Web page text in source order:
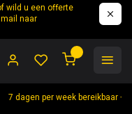
wild u een offerte
naar
7 dagen per week bereikbaar